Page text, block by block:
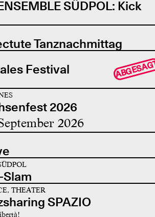
SÜDPOL: Kick
Tanznachmittag
Festival
2026
2026
THEATER
SPAZIO